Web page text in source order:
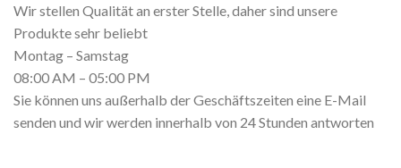
Wir stellen Qualität an erster Stelle, daher sind unsere
Produkte sehr beliebt
Montag – Samstag
08:00 AM – 05:00 PM
Sie können uns außerhalb der Geschäftszeiten eine E-Mail
senden und wir werden innerhalb von 24 Stunden antworten